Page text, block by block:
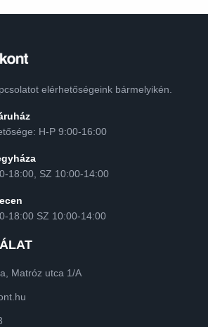
elérhetőségeink bármelyikén.
H-P 9:00-16:00
18:00, SZ 10:00-14:00
18:00 SZ 10:00-14:00
Matróz utca 1/A